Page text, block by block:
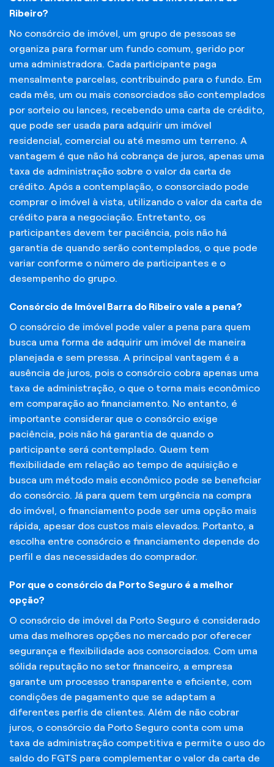
Ribeiro?
No consórcio de imóvel, um grupo de pessoas se
organiza para formar um fundo comum, gerido por
uma administradora. Cada participante paga
mensalmente parcelas, contribuindo para o fundo. Em
cada mês, um ou mais consorciados são contemplados
por sorteio ou lances, recebendo uma carta de crédito,
que pode ser usada para adquirir um imóvel
residencial, comercial ou até mesmo um terreno. A
vantagem é que não há cobrança de juros, apenas uma
taxa de administração sobre o valor da carta de
crédito. Após a contemplação, o consorciado pode
comprar o imóvel à vista, utilizando o valor da carta de
crédito para a negociação. Entretanto, os
participantes devem ter paciência, pois não há
garantia de quando serão contemplados, o que pode
variar conforme o número de participantes e o
desempenho do grupo.
Consórcio de Imóvel Barra do Ribeiro vale a pena?
O consórcio de imóvel pode valer a pena para quem
busca uma forma de adquirir um imóvel de maneira
planejada e sem pressa. A principal vantagem é a
ausência de juros, pois o consórcio cobra apenas uma
taxa de administração, o que o torna mais econômico
em comparação ao financiamento. No entanto, é
importante considerar que o consórcio exige
paciência, pois não há garantia de quando o
participante será contemplado. Quem tem
flexibilidade em relação ao tempo de aquisição e
busca um método mais econômico pode se beneficiar
do consórcio. Já para quem tem urgência na compra
do imóvel, o financiamento pode ser uma opção mais
rápida, apesar dos custos mais elevados. Portanto, a
escolha entre consórcio e financiamento depende do
perfil e das necessidades do comprador.
Por que o consórcio da Porto Seguro é a melhor
opção?
O consórcio de imóvel da Porto Seguro é considerado
uma das melhores opções no mercado por oferecer
segurança e flexibilidade aos consorciados. Com uma
sólida reputação no setor financeiro, a empresa
garante um processo transparente e eficiente, com
condições de pagamento que se adaptam a
diferentes perfis de clientes. Além de não cobrar
juros, o consórcio da Porto Seguro conta com uma
taxa de administração competitiva e permite o uso do
saldo do FGTS para complementar o valor da carta de